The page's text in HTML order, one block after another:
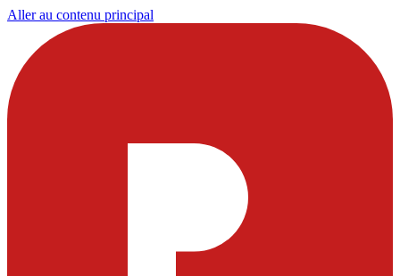
Aller au contenu principal